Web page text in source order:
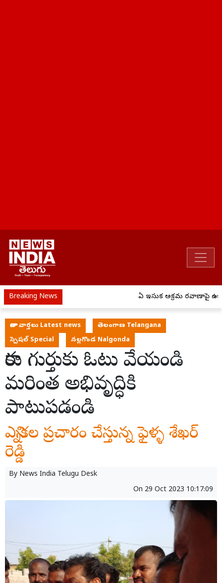
Breaking News ఏపీ ఇసుక అక్రమ రవాణాపై
తాజా వార్తలు Latest news
తెలంగాణ Telangana
స్పెషల్ Special
నల్లగొండ Nalgonda
కారు గుర్తుకు ఓటు వేయండి
మరింత అభివృద్ధికి
పాటుపడండి
ఎన్నికల ప్రచారం చేస్తున్న ఫైళ్ళ శేఖర్
రెడ్డి
By News India Telugu Desk
On 29 Oct 2023 10:17:09